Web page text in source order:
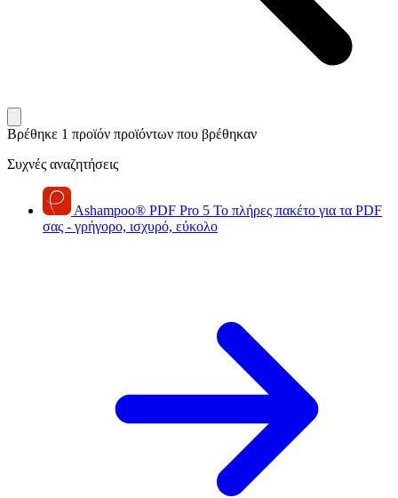
Βρέθηκε 1 προϊόν προϊόντων που βρέθηκαν
Συχνές αναζητήσεις
Ashampoo® PDF Pro 5 Το πλήρες πακέτο για τα PDF
σας - γρήγορο, ισχυρό, εύκολο